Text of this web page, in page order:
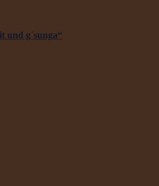
und g´sunga“